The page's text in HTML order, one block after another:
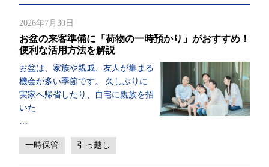
2026年7月30日
お盆の来客準備に「荷物の一時預かり」がおすすめ！
便利な活用方法を解説
お盆は、家族や親戚、友人が集まる
機会が多い季節です。 久しぶりに
実家へ帰省したり、自宅に親族を招
いた
…
一時保管 引っ越し